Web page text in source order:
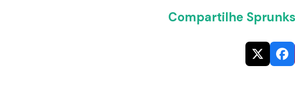
Compartilhe